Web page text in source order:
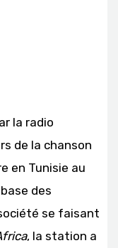
la radio
de la chanson
en Tunisie au
des
se faisant
, la station a